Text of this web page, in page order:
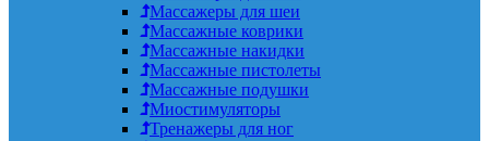
Массажеры для шеи
Массажные коврики
Массажные накидки
Массажные пистолеты
Массажные подушки
Миостимуляторы
Тренажеры для ног